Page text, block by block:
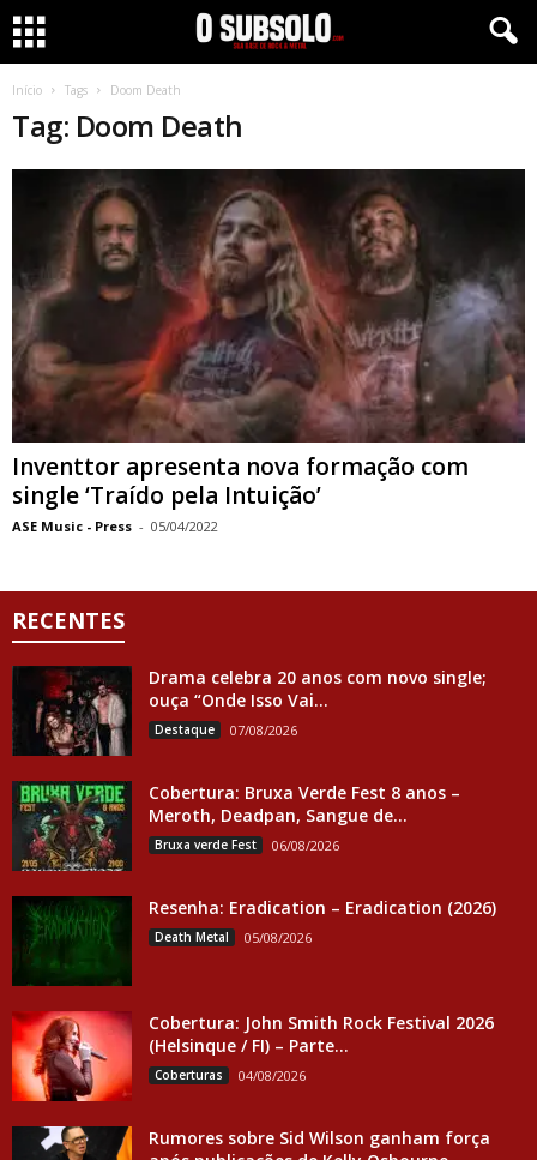
Início Tags Doom Death
Tag: Doom Death
Inventtor apresenta nova formação com
single ‘Traído pela Intuição’
ASE Music - Press - 05/04/2022
RECENTES
Drama celebra 20 anos com novo single;
ouça “Onde Isso Vai...
Destaque 07/08/2026
Cobertura: Bruxa Verde Fest 8 anos –
Meroth, Deadpan, Sangue de...
Bruxa verde Fest 06/08/2026
Resenha: Eradication – Eradication (2026)
Death Metal 05/08/2026
Cobertura: John Smith Rock Festival 2026
(Helsinque / FI) – Parte...
Coberturas 04/08/2026
Rumores sobre Sid Wilson ganham força